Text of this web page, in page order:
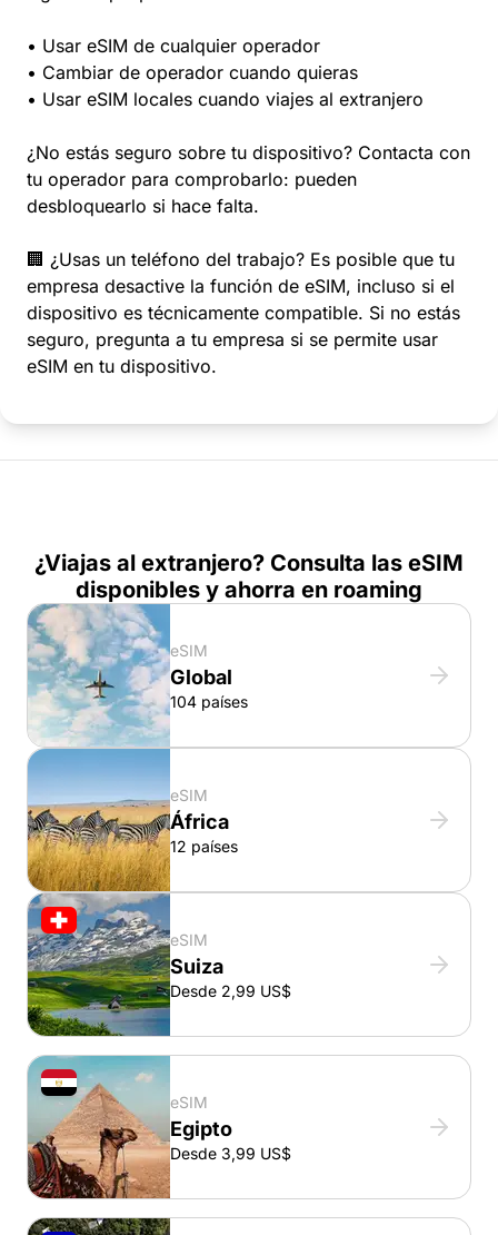
• Usar eSIM de cualquier operador
• Cambiar de operador cuando quieras
• Usar eSIM locales cuando viajes al extranjero
¿No estás seguro sobre tu dispositivo? Contacta con
tu operador para comprobarlo: pueden
desbloquearlo si hace falta.
🏢 ¿Usas un teléfono del trabajo? Es posible que tu
empresa desactive la función de eSIM, incluso si el
dispositivo es técnicamente compatible. Si no estás
seguro, pregunta a tu empresa si se permite usar
eSIM en tu dispositivo.
¿Viajas al extranjero? Consulta las eSIM
disponibles y ahorra en roaming
eSIM
Global
104 países
eSIM
África
12 países
eSIM
Suiza
Desde 2,99 US$
eSIM
Egipto
Desde 3,99 US$